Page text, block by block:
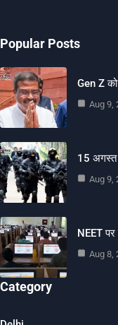
Popular Posts
Gen Z
Aug 9,
15 अगस्त
Aug 9,
NEET पर
Aug 8,
Category